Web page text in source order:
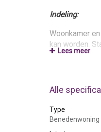
Indeling:
Woonkamer
kan worden.
Voor maximaal
Lees meer
Alle
Type
Benedenwoning